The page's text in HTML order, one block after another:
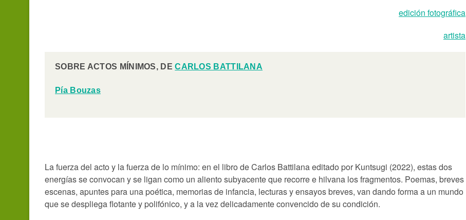
edición fotográfica
artista
SOBRE ACTOS MÍNIMOS, DECARLOS BATTILANA
Pía Bouzas
La fuerza del acto y la fuerza de lo mínimo: en el libro de Carlos Battilana editado por Kuntsugi (2022), estas dos
energías se convocan y se ligan como un aliento subyacente que recorre e hilvana los fragmentos. Poemas, breves
escenas, apuntes para una poética, memorias de infancia, lecturas y ensayos breves, van dando forma a un mundo
que se despliega flotante y polifónico, y a la vez delicadamente convencido de su condición.